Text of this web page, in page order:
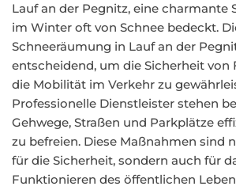
Lauf an der Pegnitz, eine charmante
im Winter oft von Schnee bedeckt.
Schneeräumung in Lauf an der
entscheidend, um die Sicherheit von
die Mobilität im Verkehr zu
Professionelle Dienstleister stehen
Gehwege, Straßen und Parkplätze
zu befreien. Diese Maßnahmen sind
für die Sicherheit, sondern auch für
Funktionieren des öffentlichen